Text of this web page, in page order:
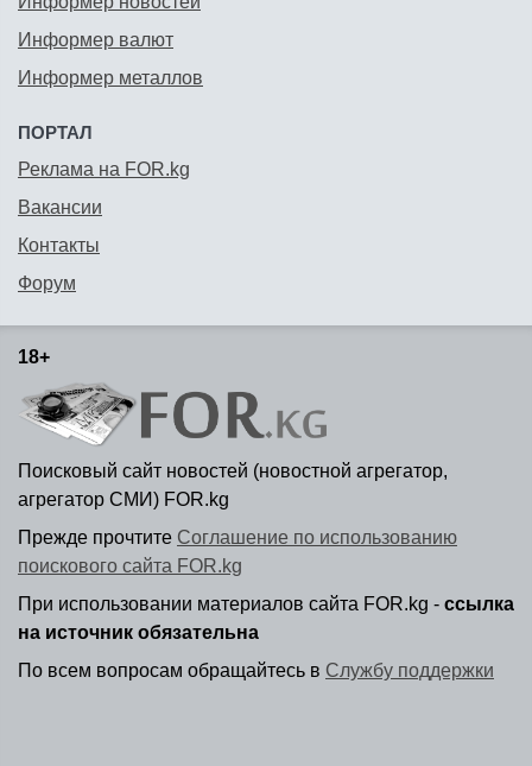
Информер валют
Информер металлов
ПОРТАЛ
Реклама на FOR.kg
Вакансии
Контакты
Форум
18+
Поисковый сайт новостей (новостной агрегатор,
агрегатор СМИ) FOR.kg
Прежде прочтите Соглашение по использованию
поискового сайта FOR.kg
При использовании материалов сайта FOR.kg - ссылка
на источник обязательна
По всем вопросам обращайтесь в Службу поддержки